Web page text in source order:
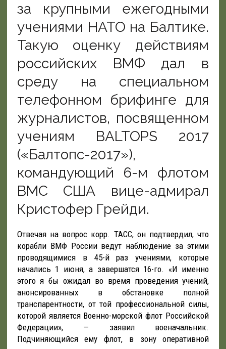
за крупными ежегодными
учениями НАТО на Балтике.
Такую оценку действиям
российских ВМФ дал в
среду на специальном
телефонном брифинге для
журналистов, посвященном
учениям BALTOPS 2017
(«Балтопс-2017»),
командующий 6-м флотом
ВМС США вице-адмирал
Кристофер Грейди.
Отвечая на вопрос корр. ТАСС, он подтвердил, что
корабли ВМФ России ведут наблюдение за этими
проводящимися в 45-й раз учениями, которые
начались 1 июня, а завершатся 16-го. «И именно
этого я бы ожидал во время проведения учений,
анонсированных в обстановке полной
транспарентности, от той профессиональной силы,
которой является Военно-морской флот Российской
Федерации», — заявил военачальник.
Подчиняющийся ему флот, в зону оперативной